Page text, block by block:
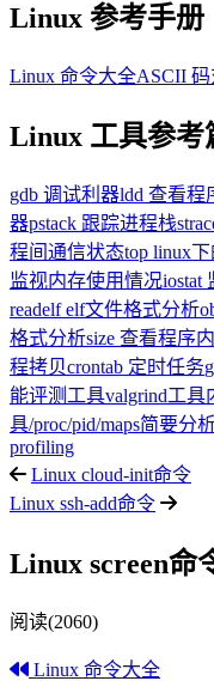
Linux 参考手册
Linux 命令大全ASCII
Linux 工具参考
gdb 调试利器ldd 查看程
器pstack 跟踪进程栈
程间通信状态top linux
监视内存使用情况iostat
readelf elf文件格式分析
格式分析size 查看程序
程拷贝crontab 定时任务
能评测工具valgrind工具
具/proc/pid/maps简要分
profiling
Linux cloud-init命令
Linux ssh-add命令
Linux screen命
阅读(2060)
Linux 命令大全